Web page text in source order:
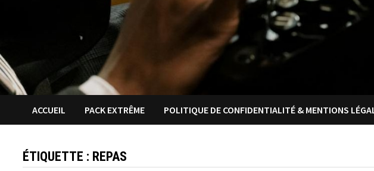
ACCUEIL PACK EXTRÊME POLITIQUE DE CONFIDENTIALITÉ & MENTIONS
ÉTIQUETTE : REPAS